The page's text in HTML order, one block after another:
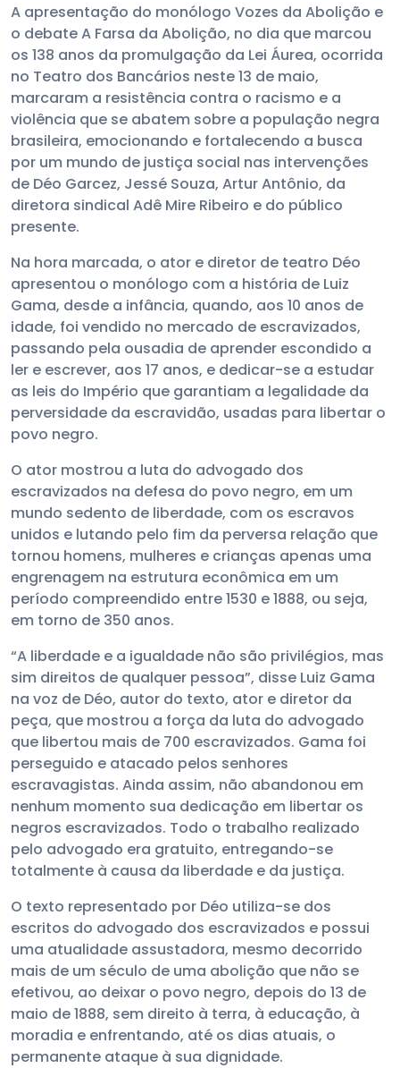
A apresentação do monólogo Vozes da Abolição e
o debate A Farsa da Abolição, no dia que marcou
os 138 anos da promulgação da Lei Áurea, ocorrida
no Teatro dos Bancários neste 13 de maio,
marcaram a resistência contra o racismo e a
violência que se abatem sobre a população negra
brasileira, emocionando e fortalecendo a busca
por um mundo de justiça social nas intervenções
de Déo Garcez, Jessé Souza, Artur Antônio, da
diretora sindical Adê Mire Ribeiro e do público
presente.
Na hora marcada, o ator e diretor de teatro Déo
apresentou o monólogo com a história de Luiz
Gama, desde a infância, quando, aos 10 anos de
idade, foi vendido no mercado de escravizados,
passando pela ousadia de aprender escondido a
ler e escrever, aos 17 anos, e dedicar-se a estudar
as leis do Império que garantiam a legalidade da
perversidade da escravidão, usadas para libertar o
povo negro.
O ator mostrou a luta do advogado dos
escravizados na defesa do povo negro, em um
mundo sedento de liberdade, com os escravos
unidos e lutando pelo fim da perversa relação que
tornou homens, mulheres e crianças apenas uma
engrenagem na estrutura econômica em um
período compreendido entre 1530 e 1888, ou seja,
em torno de 350 anos.
“A liberdade e a igualdade não são privilégios, mas
sim direitos de qualquer pessoa”, disse Luiz Gama
na voz de Déo, autor do texto, ator e diretor da
peça, que mostrou a força da luta do advogado
que libertou mais de 700 escravizados. Gama foi
perseguido e atacado pelos senhores
escravagistas. Ainda assim, não abandonou em
nenhum momento sua dedicação em libertar os
negros escravizados. Todo o trabalho realizado
pelo advogado era gratuito, entregando-se
totalmente à causa da liberdade e da justiça.
O texto representado por Déo utiliza-se dos
escritos do advogado dos escravizados e possui
uma atualidade assustadora, mesmo decorrido
mais de um século de uma abolição que não se
efetivou, ao deixar o povo negro, depois do 13 de
maio de 1888, sem direito à terra, à educação, à
moradia e enfrentando, até os dias atuais, o
permanente ataque à sua dignidade.